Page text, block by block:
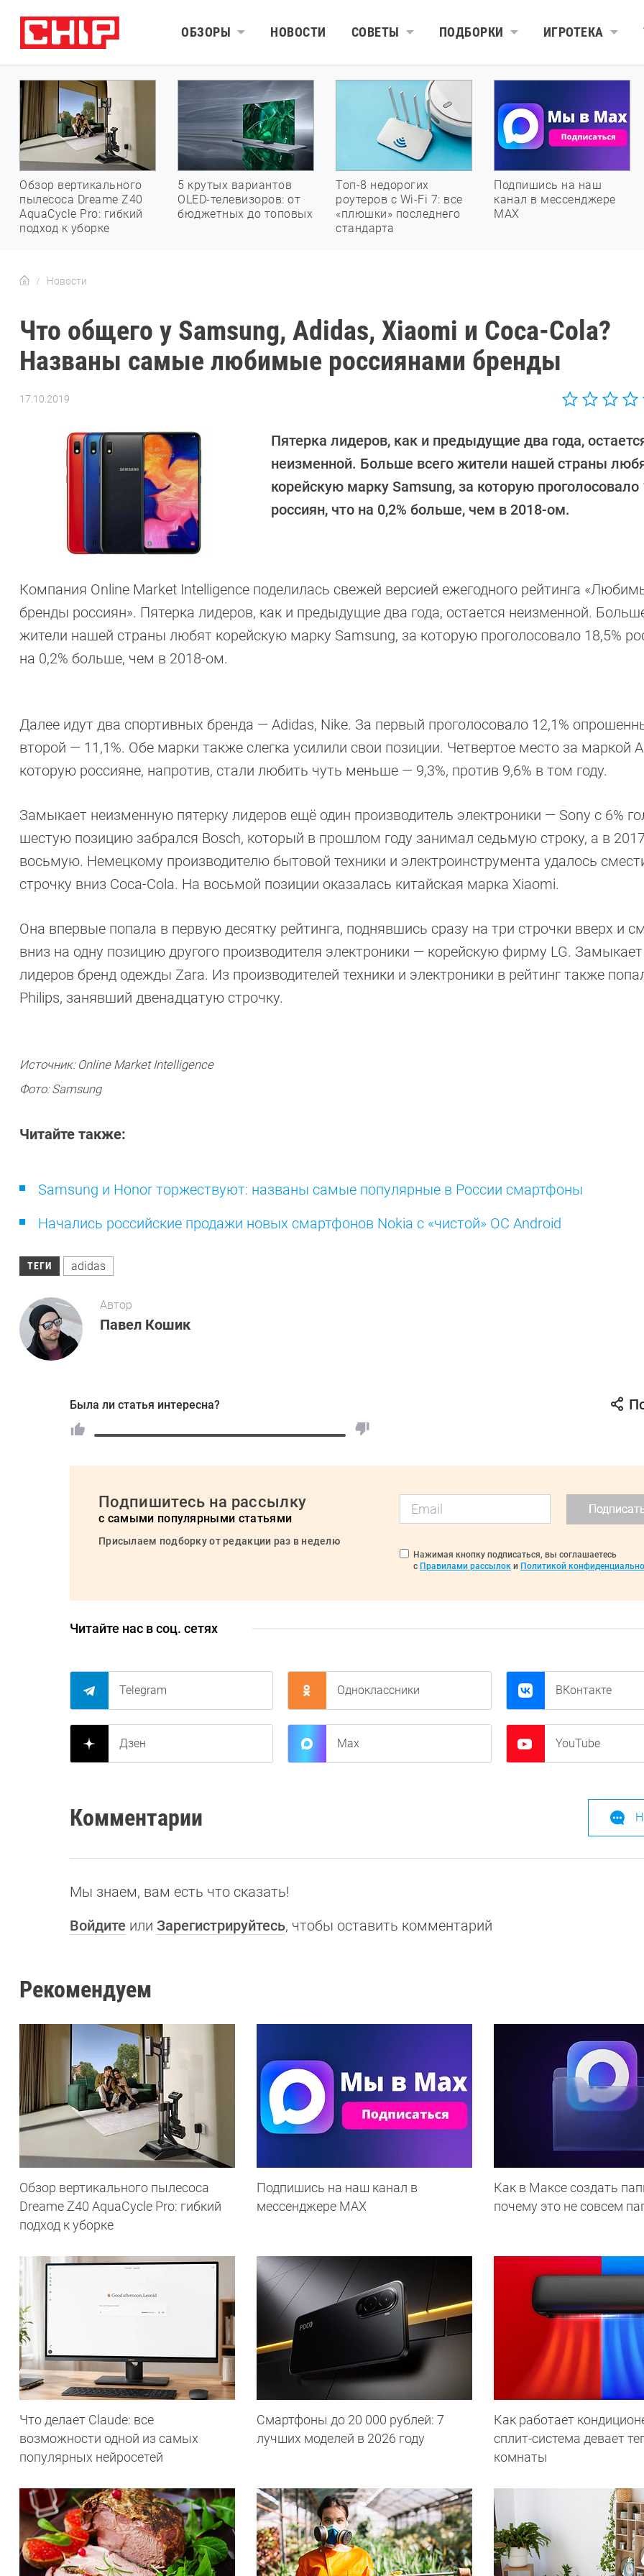
ОБЗОРЫ НОВОСТИ СОВЕТЫ ПОДБОРКИ ИГРОТЕКА
Обзор вертикального
пылесоса Dreame Z40
AquaCycle Pro: гибкий
подход к уборке
5 крутых вариантов
OLED-телевизоров: от
бюджетных до топовых
Топ-8 недорогих
роутеров с Wi-Fi 7: все
«плюшки» последнего
стандарта
Подпишись на наш
канал в мессенджере
МАХ
Новости
Что общего у Samsung, Adidas, Xiaomi и Coca-Cola?
Названы самые любимые россиянами бренды
17.10.2019
Пятерка лидеров, как и предыдущие два года,
неизменной. Больше всего жители нашей страны
корейскую марку Samsung, за которую проголосовало
россиян, что на 0,2% больше, чем в 2018-ом.
Компания Online Market Intelligence поделилась свежей версией ежегодного рейтинга
бренды россиян». Пятерка лидеров, как и предыдущие два года, остается неизменной.
жители нашей страны любят корейскую марку Samsung, за которую проголосовало 18,5%
на 0,2% больше, чем в 2018-ом.
Далее идут два спортивных бренда — Adidas, Nike. За первый проголосовало 12,1%
второй — 11,1%. Обе марки также слегка усилили свои позиции. Четвертое место за маркой
которую россияне, напротив, стали любить чуть меньше — 9,3%, против 9,6% в том году.
Замыкает неизменную пятерку лидеров ещё один производитель электроники — Sony с 6%
шестую позицию забрался Bosch, который в прошлом году занимал седьмую строку, а в
восьмую. Немецкому производителю бытовой техники и электроинструмента удалось
строчку вниз Coca-Cola. На восьмой позиции оказалась китайская марка Xiaomi.
Она впервые попала в первую десятку рейтинга, поднявшись сразу на три строчки вверх и
вниз на одну позицию другого производителя электроники — корейскую фирму LG. Замыкает
лидеров бренд одежды Zara. Из производителей техники и электроники в рейтинг также
Philips, занявший двенадцатую строчку.
Источник: Online Market Intelligence
Фото: Samsung
Читайте также:
Samsung и Honor торжествуют: названы самые популярные в России смартфоны
Начались российские продажи новых смартфонов Nokia с «чистой» ОС Android
ТЕГИ adidas
Автор
Павел Кошик
Была ли статья интересна?
Подпишитесь на рассылку
с самыми популярными статьями
Присылаем подборку от редакции раз в неделю
Нажимая кнопку подписаться, вы соглашаетесь
с Правилами рассылок и Политикой
Читайте нас в соц. сетях
Telegram Одноклассники ВКонтакте
Дзен Max YouTube
Комментарии
Мы знаем, вам есть что сказать!
Войдите или Зарегистрируйтесь, чтобы оставить комментарий
Рекомендуем
Обзор вертикального пылесоса
Dreame Z40 AquaCycle Pro: гибкий
подход к уборке
Подпишись на наш канал в
мессенджере МАХ
Как в Максе создать
почему это не совсем
Что делает Сlaude: все
возможности одной из самых
популярных нейросетей
Смартфоны до 20 000 рублей: 7
лучших моделей в 2026 году
Как работает
сплит-система девает
комнаты